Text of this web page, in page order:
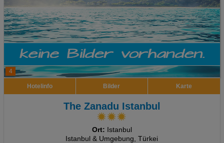
4
Hotelinfo Bilder Karte
The Zanadu Istanbul
Ort: Istanbul
Istanbul & Umgebung, Türkei